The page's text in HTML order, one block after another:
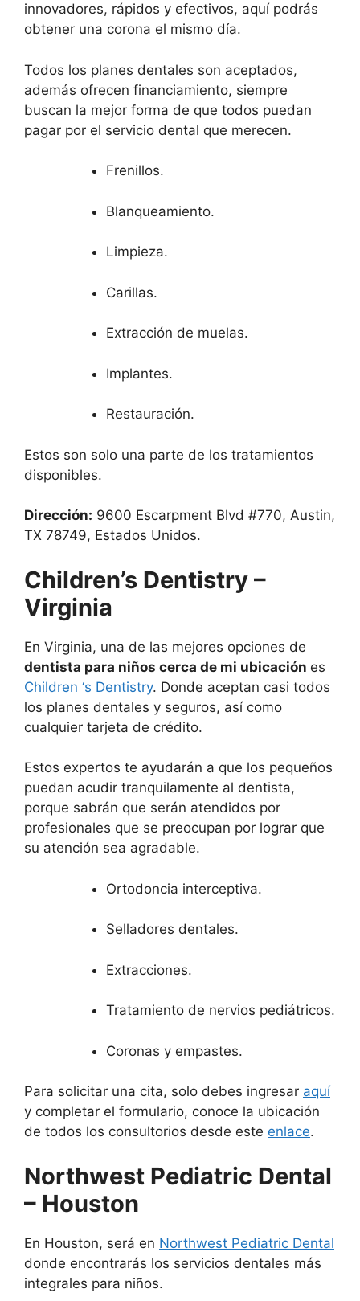
innovadores, rápidos y efectivos, aquí podrás
obtener una corona el mismo día.
Todos los planes dentales son aceptados,
además ofrecen financiamiento, siempre
buscan la mejor forma de que todos puedan
pagar por el servicio dental que merecen.
Frenillos.
Blanqueamiento.
Limpieza.
Carillas.
Extracción de muelas.
Implantes.
Restauración.
Estos son solo una parte de los tratamientos
disponibles.
Dirección: 9600 Escarpment Blvd #770, Austin,
TX 78749, Estados Unidos.
Children’s Dentistry –
Virginia
En Virginia, una de las mejores opciones de
dentista para niños cerca de mi ubicación es
Children ‘s Dentistry. Donde aceptan casi todos
los planes dentales y seguros, así como
cualquier tarjeta de crédito.
Estos expertos te ayudarán a que los pequeños
puedan acudir tranquilamente al dentista,
porque sabrán que serán atendidos por
profesionales que se preocupan por lograr que
su atención sea agradable.
Ortodoncia interceptiva.
Selladores dentales.
Extracciones.
Tratamiento de nervios pediátricos.
Coronas y empastes.
Para solicitar una cita, solo debes ingresar aquí
y completar el formulario, conoce la ubicación
de todos los consultorios desde este enlace.
Northwest Pediatric Dental
– Houston
En Houston, será en Northwest Pediatric Dental
donde encontrarás los servicios dentales más
integrales para niños.